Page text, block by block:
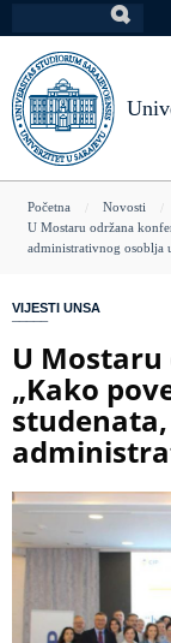
na
glavni
sadržaj
You
are
Početna
Novosti
U Mostaru održana
administrativnog osoblja
VIJESTI UNSA
U
„Kako